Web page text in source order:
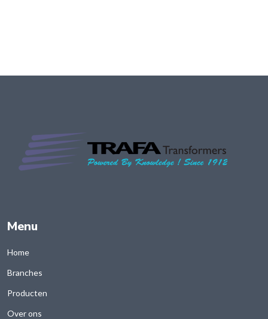
Menu
Home
Branches
Producten
Over ons